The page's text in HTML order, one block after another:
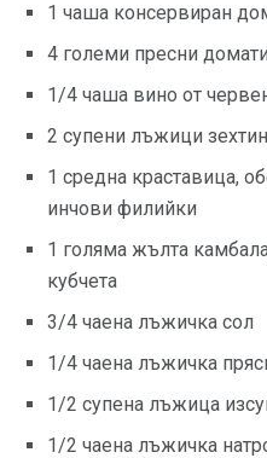
1 чаша консервиран
4 големи пресни
1/4 чаша вино от
2 супени лъжици
1 средна краставица,
инчови филийки
1 голяма жълта
кубчета
3/4 чаена лъжичка сол
1/4 чаена лъжичка
1/2 супена лъжица
1/2 чаена лъжичка